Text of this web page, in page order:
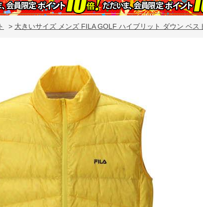
> 大きいサイズ メンズ FILA GOLF ハイブリット ダウン ベス